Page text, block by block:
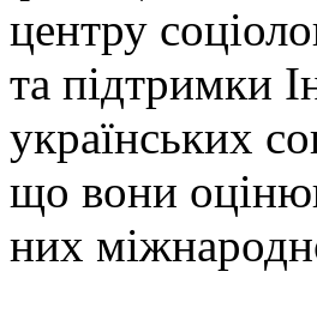
центру
та підтримки
українських
що вони
них